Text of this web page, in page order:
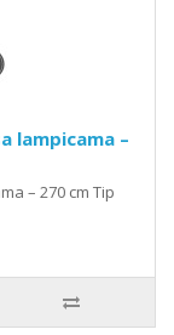
lampicama –
– 270 cm Tip